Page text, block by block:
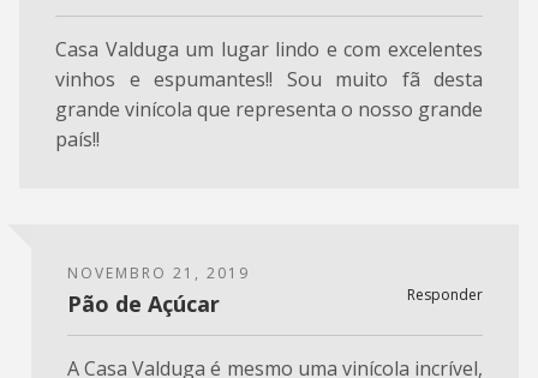
Casa Valduga um lugar lindo e com excelentes
vinhos e espumantes!! Sou muito fã desta
grande vinícola que representa o nosso grande
país!!
NOVEMBRO 21, 2019
Responder
Pão de Açúcar
A Casa Valduga é mesmo uma vinícola incrível,